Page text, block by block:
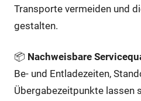
Transporte vermeiden und
gestalten.
📦 Nachweisbare
Be- und Entladezeiten,
Übergabezeitpunkte lassen